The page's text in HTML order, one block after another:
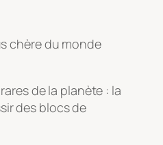
chère du monde
de la planète : la
des blocs de